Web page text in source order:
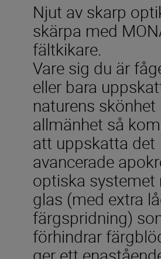
Njut av skarp
skärpa med
fältkikare.
Vare sig du är
eller bara
naturens skönhet
allmänhet så
att uppskatta det
avancerade
optiska systemet
glas (med extra
färgspridning)
förhindrar